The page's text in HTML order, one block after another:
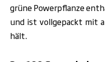
grüne Powerpflanze
und ist vollgepackt mit
hält.